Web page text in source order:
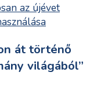
az újévet
át történő
világából”